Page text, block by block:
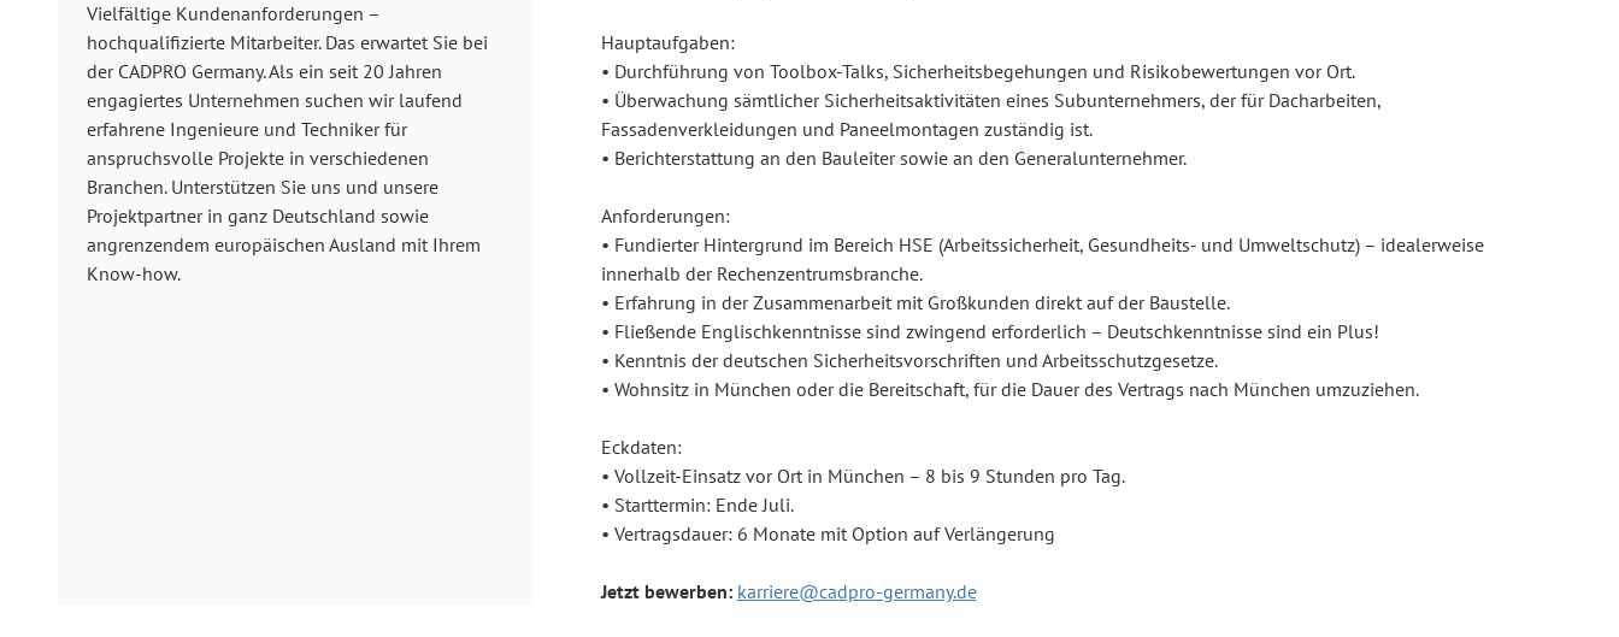
Vielfältige Kundenanforderungen –
hochqualifizierte Mitarbeiter. Das erwartet Sie bei
der CADPRO Germany. Als ein seit 20 Jahren
engagiertes Unternehmen suchen wir laufend
erfahrene Ingenieure und Techniker für
anspruchsvolle Projekte in verschiedenen
Branchen. Unterstützen Sie uns und unsere
Projektpartner in ganz Deutschland sowie
angrenzendem europäischen Ausland mit Ihrem
Know-how.
Hauptaufgaben:
• Durchführung von Toolbox-Talks, Sicherheitsbegehungen und Risikobewertungen vor Ort.
• Überwachung sämtlicher Sicherheitsaktivitäten eines Subunternehmers, der für Dacharbeiten,
Fassadenverkleidungen und Paneelmontagen zuständig ist.
• Berichterstattung an den Bauleiter sowie an den Generalunternehmer.
Anforderungen:
• Fundierter Hintergrund im Bereich HSE (Arbeitssicherheit, Gesundheits- und Umweltschutz) – idealerweise
innerhalb der Rechenzentrumsbranche.
• Erfahrung in der Zusammenarbeit mit Großkunden direkt auf der Baustelle.
• Fließende Englischkenntnisse sind zwingend erforderlich – Deutschkenntnisse sind ein Plus!
• Kenntnis der deutschen Sicherheitsvorschriften und Arbeitsschutzgesetze.
• Wohnsitz in München oder die Bereitschaft, für die Dauer des Vertrags nach München umzuziehen.
Eckdaten:
• Vollzeit-Einsatz vor Ort in München – 8 bis 9 Stunden pro Tag.
• Starttermin: Ende Juli.
• Vertragsdauer: 6 Monate mit Option auf Verlängerung
Jetzt bewerben: karriere@cadpro-germany.de